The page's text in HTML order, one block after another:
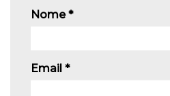
Nome*
Email *